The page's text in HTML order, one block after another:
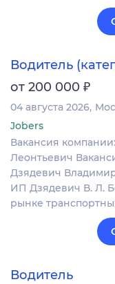
Водитель
от 200 000 ₽
04 августа 2026
Jobers
Вакансия
Леонтьевич
Дзядевич
ИП Дзядевич В. Л.
рынке
Водитель